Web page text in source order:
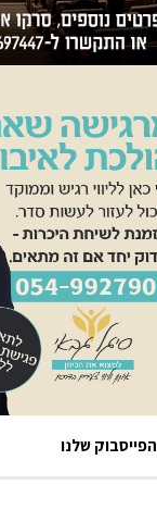
הפייסבוק שלנו